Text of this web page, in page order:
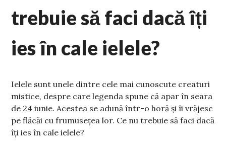
trebuie să faci dacă îți
ies în cale ielele?
Ielele sunt unele dintre cele mai cunoscute creaturi
mistice, despre care legenda spune că apar în seara
de 24 iunie. Acestea se adună într-o horă și îi vrăjesc
pe flăcăi cu frumusețea lor. Ce nu trebuie să faci dacă
îți ies în cale ielele?